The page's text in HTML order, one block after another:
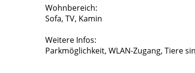
Wohnbereich:
Sofa, TV, Kamin
Weitere Infos:
Parkmöglichkeit, WLAN-Zugang, Tiere